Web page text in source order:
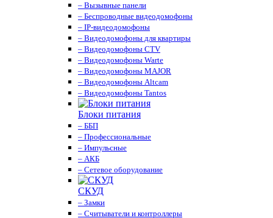
– Вызывные панели
– Беспроводные видеодомофоны
– IP-видеодомофоны
– Видеодомофоны для квартиры
– Видеодомофоны CTV
– Видеодомофоны Warte
– Видеодомофоны MAJOR
– Видеодомофоны Altcam
– Видеодомофоны Tantos
Блоки питания
– ББП
– Профессиональные
– Импульсные
– АКБ
– Сетевое оборудование
СКУД
– Замки
– Считыватели и контроллеры